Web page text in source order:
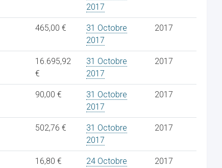
2017
465,00 €
31 Octobre
2017
2017
16.695,92
€
31 Octobre
2017
2017
90,00 €
31 Octobre
2017
2017
502,76 €
31 Octobre
2017
2017
16,80 €
24 Octobre
2017